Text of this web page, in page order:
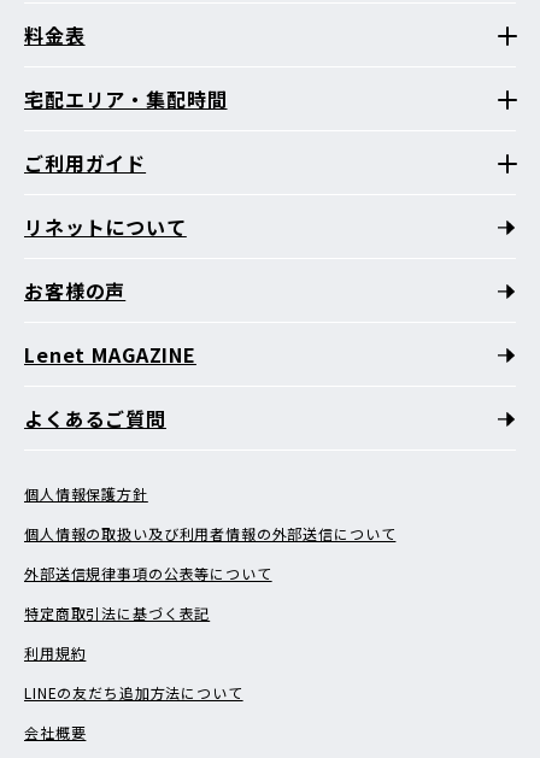
料金表
宅配エリア・集配時間
ご利用ガイド
リネットについて
お客様の声
Lenet MAGAZINE
よくあるご質問
個人情報保護方針
個人情報の取扱い及び利用者情報の外部送信について
外部送信規律事項の公表等について
特定商取引法に基づく表記
利用規約
LINEの友だち追加方法について
会社概要